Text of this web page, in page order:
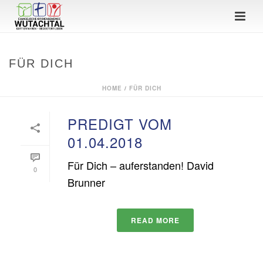
FÜR DICH
HOME / FÜR DICH
0
PREDIGT VOM
01.04.2018
Für Dich – auferstanden! David
Brunner
READ MORE